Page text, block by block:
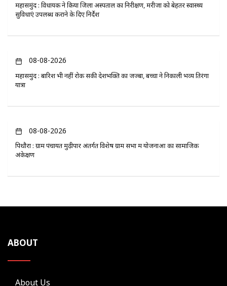
महासमुंद : विधायक ने किया जिला अस्पताल का निरीक्षण, मरीजों को बेहतर स्वास्थ्य
सुविधाएं उपलब्ध कराने के दिए निर्देश
08-08-2026
महासमुंद : बारिश भी नहीं रोक सकी देशभक्ति का जज्बा, बच्चों ने निकाली भव्य तिरंगा
यात्रा
08-08-2026
पिथौरा : ग्राम पंचायत मुढ़ीपार अंतर्गत विशेष ग्राम सभा में योजनाओं का सामाजिक
अंकेक्षण
ABOUT
About Us